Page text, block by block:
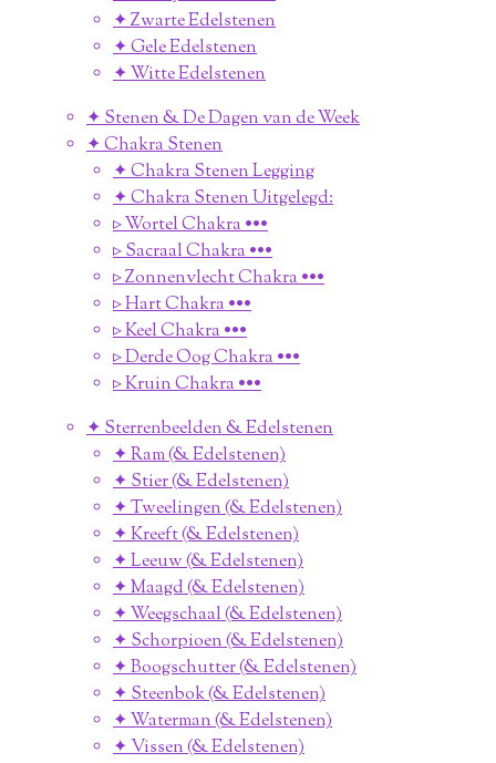
✦ Zwarte Edelstenen
✦ Gele Edelstenen
✦ Witte Edelstenen
✦ Stenen & De Dagen van de Week
✦ Chakra Stenen
✦ Chakra Stenen Legging
✦ Chakra Stenen Uitgelegd:
▹ Wortel Chakra •••
▹ Sacraal Chakra •••
▹ Zonnenvlecht Chakra •••
▹ Hart Chakra •••
▹ Keel Chakra •••
▹ Derde Oog Chakra •••
▹ Kruin Chakra •••
✦ Sterrenbeelden & Edelstenen
✦ Ram (& Edelstenen)
✦ Stier (& Edelstenen)
✦ Tweelingen (& Edelstenen)
✦ Kreeft (& Edelstenen)
✦ Leeuw (& Edelstenen)
✦ Maagd (& Edelstenen)
✦ Weegschaal (& Edelstenen)
✦ Schorpioen (& Edelstenen)
✦ Boogschutter (& Edelstenen)
✦ Steenbok (& Edelstenen)
✦ Waterman (& Edelstenen)
✦ Vissen (& Edelstenen)